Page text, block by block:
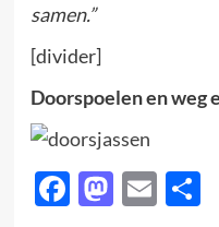
samen.”
[divider]
Doorspoelen en weg
Facebook
Email